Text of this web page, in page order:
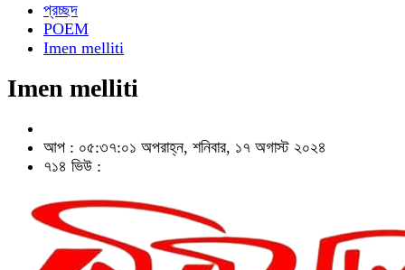
প্রচ্ছদ
POEM
Imen melliti
Imen melliti
আপ : ০৫:৩৭:০১ অপরাহ্ন, শনিবার, ১৭ অগাস্ট ২০২৪
৭১৪ ভিউ :